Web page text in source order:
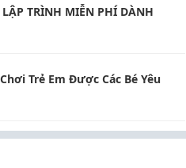
TRÌNH MIỄN PHÍ DÀNH
Trẻ Em Được Các Bé Yêu